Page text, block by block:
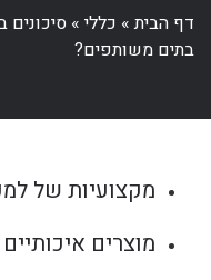
דף הבית» כללי»
בתים משותפים?
מקצועיות של למעלה
מוצרים